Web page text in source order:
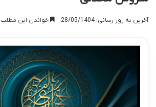
آخرین به روز رسانی: 28/05/1404 خواندن این مطلب 17 دقیقه زمان میبرد